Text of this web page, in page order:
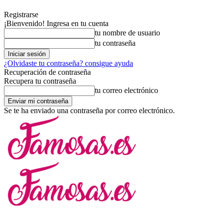
Registrarse
¡Bienvenido! Ingresa en tu cuenta
tu nombre de usuario
tu contraseña
¿Olvidaste tu contraseña? consigue ayuda
Recuperación de contraseña
Recupera tu contraseña
tu correo electrónico
Se te ha enviado una contraseña por correo electrónico.